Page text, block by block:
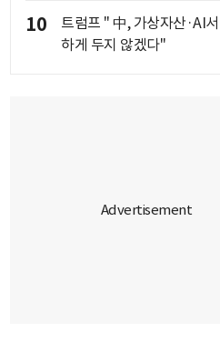
10
트럼프 " 中, 가상자산·AI
하게 두지 않겠다"